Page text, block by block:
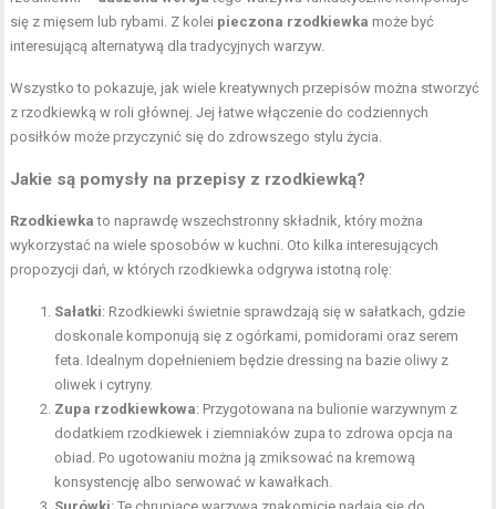
się z mięsem lub rybami. Z kolei pieczona rzodkiewka może być
interesującą alternatywą dla tradycyjnych warzyw.
Wszystko to pokazuje, jak wiele kreatywnych przepisów można stworzyć
z rzodkiewką w roli głównej. Jej łatwe włączenie do codziennych
posiłków może przyczynić się do zdrowszego stylu życia.
Jakie są pomysły na przepisy z rzodkiewką?
Rzodkiewka to naprawdę wszechstronny składnik, który można
wykorzystać na wiele sposobów w kuchni. Oto kilka interesujących
propozycji dań, w których rzodkiewka odgrywa istotną rolę:
Sałatki: Rzodkiewki świetnie sprawdzają się w sałatkach, gdzie
doskonale komponują się z ogórkami, pomidorami oraz serem
feta. Idealnym dopełnieniem będzie dressing na bazie oliwy z
oliwek i cytryny.
Zupa rzodkiewkowa: Przygotowana na bulionie warzywnym z
dodatkiem rzodkiewek i ziemniaków zupa to zdrowa opcja na
obiad. Po ugotowaniu można ją zmiksować na kremową
konsystencję albo serwować w kawałkach.